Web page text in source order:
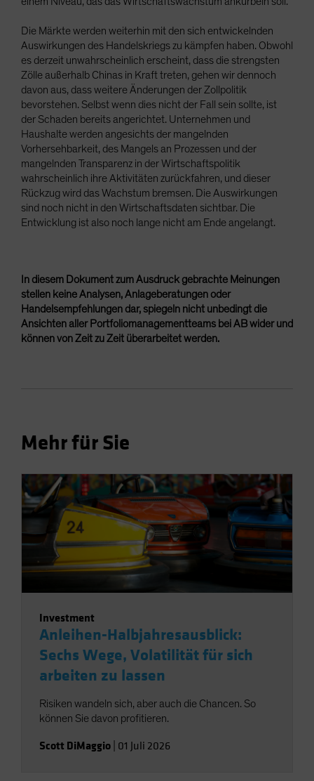
Die Märkte werden weiterhin mit den sich entwickelnden
Auswirkungen des Handelskriegs zu kämpfen haben. Obwohl
es derzeit unwahrscheinlich erscheint, dass die strengsten
Zölle außerhalb Chinas in Kraft treten, gehen wir dennoch
davon aus, dass weitere Änderungen der Zollpolitik
bevorstehen. Selbst wenn dies nicht der Fall sein sollte, ist
der Schaden bereits angerichtet. Unternehmen und
Haushalte werden angesichts der mangelnden
Vorhersehbarkeit, des Mangels an Prozessen und der
mangelnden Transparenz in der Wirtschaftspolitik
wahrscheinlich ihre Aktivitäten zurückfahren, und dieser
Rückzug wird das Wachstum bremsen. Die Auswirkungen
sind noch nicht in den Wirtschaftsdaten sichtbar. Die
Entwicklung ist also noch lange nicht am Ende angelangt.
In diesem Dokument zum Ausdruck gebrachte Meinungen
stellen keine Analysen, Anlageberatungen oder
Handelsempfehlungen dar, spiegeln nicht unbedingt die
Ansichten aller Portfoliomanagementteams bei AB wider und
können von Zeit zu Zeit überarbeitet werden.
Mehr für Sie
Investment
Anleihen-Halbjahresausblick:
Sechs Wege, Volatilität für sich
arbeiten zu lassen
Risiken wandeln sich, aber auch die Chancen. So
können Sie davon profitieren.
Scott DiMaggio 01 Juli 2026